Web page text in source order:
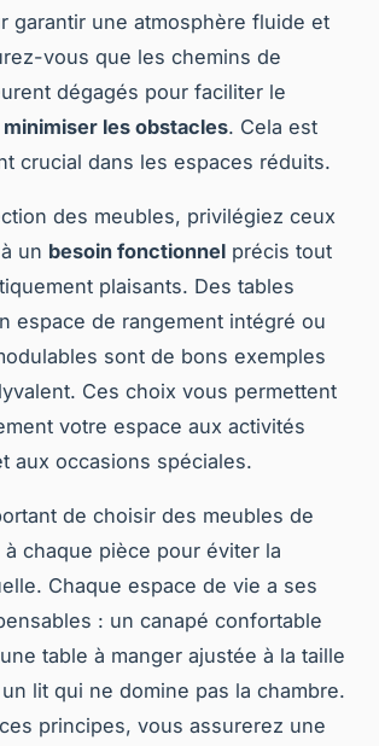
garantir une atmosphère fluide et
vous que les chemins de
dégagés pour faciliter le
minimiser les obstacles. Cela est
crucial dans les espaces réduits.
des meubles, privilégiez ceux
un besoin fonctionnel précis tout
plaisants. Des tables
espace de rangement intégré ou
sont de bons exemples
Ces choix vous permettent
votre espace aux activités
aux occasions spéciales.
de choisir des meubles de
chaque pièce pour éviter la
Chaque espace de vie a ses
: un canapé confortable
table à manger ajustée à la taille
lit qui ne domine pas la chambre.
principes, vous assurerez une